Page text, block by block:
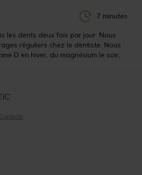
7 minutes
les dents deux fois par jour. Nous
réguliers chez le dentiste. Nous
D en hiver, du magnésium le soir,